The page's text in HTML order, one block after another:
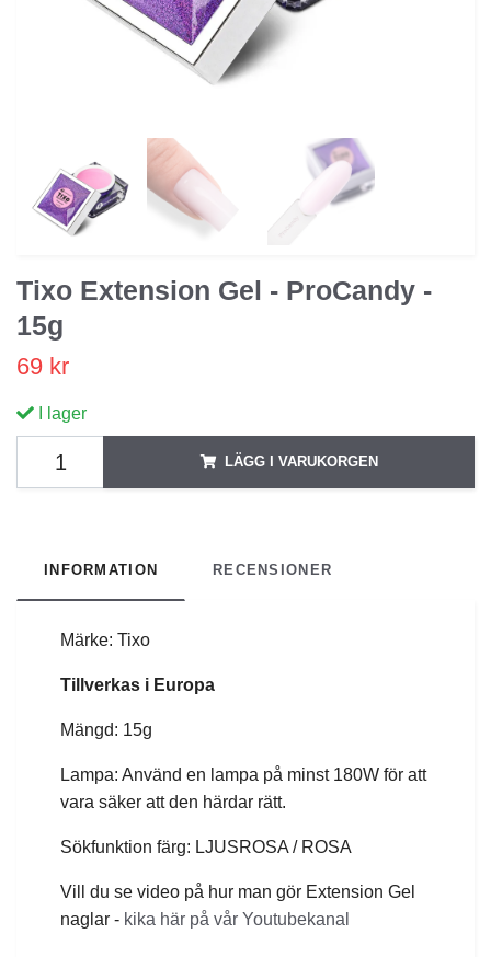
Tixo Extension Gel - ProCandy -
15g
69 kr
I lager
LÄGG I VARUKORGEN
INFORMATION RECENSIONER
Märke: Tixo
Tillverkas i Europa
Mängd: 15g
Lampa: Använd en lampa på minst 180W för att
vara säker att den härdar rätt.
Sökfunktion färg: LJUSROSA / ROSA
Vill du se video på hur man gör Extension Gel
naglar - kika här på vår Youtubekanal